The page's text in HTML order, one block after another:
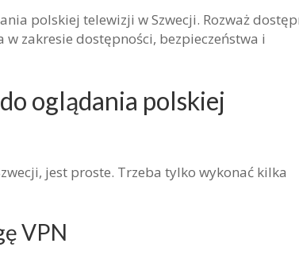
polskiej telewizji w Szwecji. Rozważ
w zakresie dostępności, bezpieczeństwa i
oglądania polskiej
jest proste. Trzeba tylko wykonać kilka
VPN